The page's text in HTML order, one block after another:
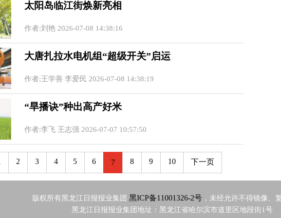
太阳岛临江街焕新亮相
作者:刘艳 2026-07-08 14:38:16
大唐扎拉水电机组“超级开关”启运
作者:王学善 李爱民 2026-07-08 14:38:19
“旱播诀”种出高产好米
作者:李飞 王志强 2026-07-07 10:57:50
2 3 4 5 6 7 8 9 10 下一页
版权所有黑龙江日报报业集团 黑ICP备11001326-2号 ，未经允许不得镜像、
黑龙江日报报业集团地址：黑龙江省哈尔滨市道里区地段街1号